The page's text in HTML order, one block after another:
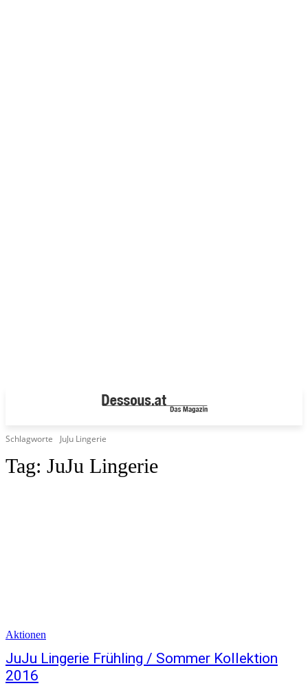
Schlagworte JuJu Lingerie
Tag: JuJu Lingerie
Aktionen
JuJu Lingerie Frühling / Sommer Kollektion
2016